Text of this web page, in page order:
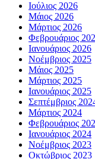
Ιούλιος 2026
Μάιος 2026
Μάρτιος 2026
Φεβρουάριος
Ιανουάριος 2026
Νοέμβριος 2025
Μάιος 2025
Μάρτιος 2025
Ιανουάριος 2025
Σεπτέμβριος
Μάρτιος 2024
Φεβρουάριος
Ιανουάριος 2024
Νοέμβριος 2023
Οκτώβριος 2023